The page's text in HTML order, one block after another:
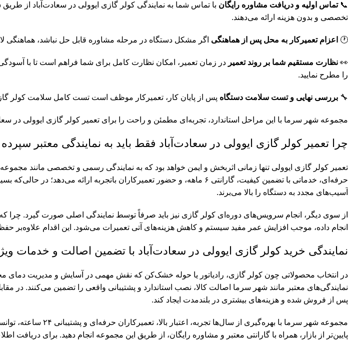
📞تماس اولیه و دریافت مشاوره رایگان
تخصصی و بدون هزینه ارائه می‌دهند.
🕐 اعزام تعمیرکار به محل پس از هماهنگی اگر مشکل دستگاه در مرحله مشاوره قابل حل نباشد،
👀 نظارت مستقیم شما بر روند تعمیر در زمان تعمیر، امکان نظارت کامل برای شما فراهم است تا با
را مطرح نمایید.
🔧 بررسی نهایی و تست سلامت دستگاه پس از پایان کار، تعمیرکار موظف است تست کامل سلامت کولر
مجموعه شهر سرما با این مراحل استاندارد، تجربه‌ای مطمئن و راحت را برای تعمیر کولر گازی ایوولی در
چرا تعمیر کولر گازی ایوولی در سعادت‌آباد فقط باید به نمایندگی معتبر
تعمیر کولر گازی ایوولی تنها زمانی اثربخش و ایمن خواهد بود که به نمایندگی‌ رسمی و تخصصی مانند
حرفه‌ای، خدماتی با تضمین کیفیت، گارانتی ۶ ماهه، و حضور تعمیرکاران باتجربه
آسیب‌های مجدد به دستگاه را بالا می‌برند.
از سوی دیگر، انجام سرویس‌های دوره‌ای کولر گازی نیز باید صرفاً توسط نمایندگی اصلی صورت گیرد. چرا
انجام داده، موجب افزایش عمر مفید سیستم و کاهش هزینه‌های آتی تعمیرات می‌شود. این اقدام علاوه‌بر
نمایندگی خرید کولر گازی ایوولی در سعادت‌آباد با تضمین اصالت و خدمات
در انتخاب محصولاتی چون کولر گازی، رادیاتور یا حوله خشک‌کن که نقش مهمی در آسایش و مدیریت دمای
نمایندگی‌های معتبر مانند شهر سرما اصالت کالا، نصب استاندارد و پشتیبانی واقعی را تضمین می‌کنند.
پس از فروش شده و هزینه‌های بیشتری در بلندمدت ایجاد کند.
مجموعه شهر سرما با
پایین‌تر از بازار، همراه با گارانتی معتبر و مشاوره رایگان، از طریق این مجموعه انجام دهید. برای دریافت اطلاعات بیشتر